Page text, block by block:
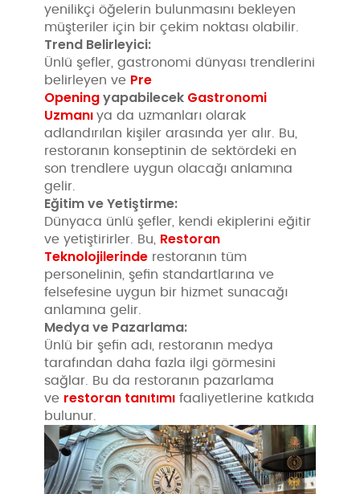
yenilikçi öğelerin bulunmasını bekleyen
müşteriler için bir çekim noktası olabilir.
Trend Belirleyici:
Ünlü şefler, gastronomi dünyası trendlerini
belirleyen ve Pre
Openingyapabilecek Gastronomi
Uzmanı ya da uzmanları olarak
adlandırılan kişiler arasında yer alır. Bu,
restoranın konseptinin de sektördeki en
son trendlere uygun olacağı anlamına
gelir.
Eğitim ve Yetiştirme:
Dünyaca ünlü şefler, kendi ekiplerini eğitir
ve yetiştirirler. Bu, Restoran
Teknolojilerinde restoranın tüm
personelinin, şefin standartlarına ve
felsefesine uygun bir hizmet sunacağı
anlamına gelir.
Medya ve Pazarlama:
Ünlü bir şefin adı, restoranın medya
tarafından daha fazla ilgi görmesini
sağlar. Bu da restoranın pazarlama
ve restoran tanıtımı faaliyetlerine katkıda
bulunur.